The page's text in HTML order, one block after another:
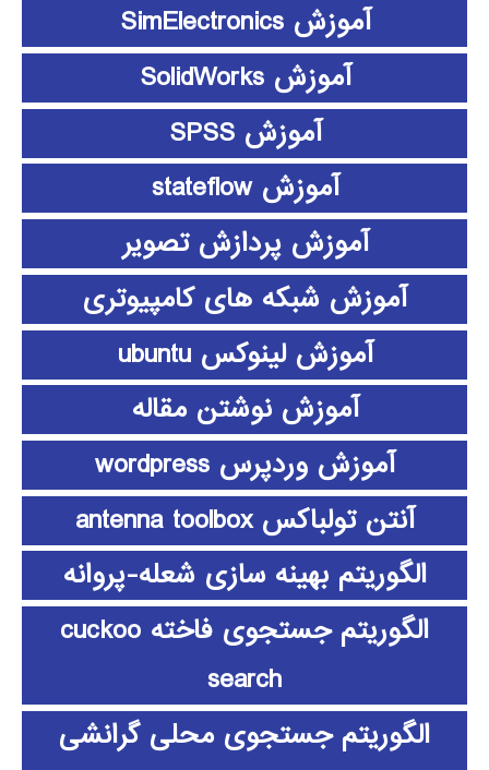
آموزش SimElectronics
آموزش SolidWorks
آموزش SPSS
آموزش stateflow
آموزش پردازش تصویر
آموزش شبکه های کامپیوتری
آموزش لینوکس ubuntu
آموزش نوشتن مقاله
آموزش وردپرس wordpress
آنتن تولباکس antenna toolbox
الگوریتم بهینه سازی شعله-پروانه
الگوریتم جستجوی فاخته cuckoo
search
الگوریتم جستجوی محلی گرانشی